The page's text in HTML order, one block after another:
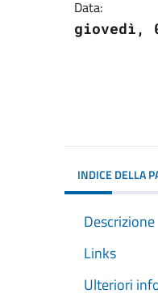
Data:
giovedì,
INDICE DELLA
Descrizione
Links
Ulteriori